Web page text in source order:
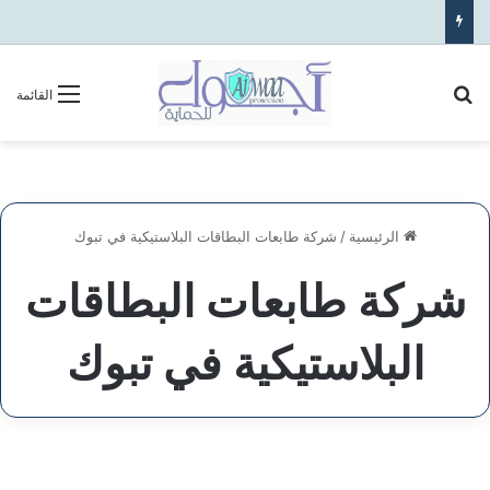
القائمة
الرئيسية / شركة طابعات البطاقات البلاستيكية في تبوك
شركة طابعات البطاقات
البلاستيكية في تبوك